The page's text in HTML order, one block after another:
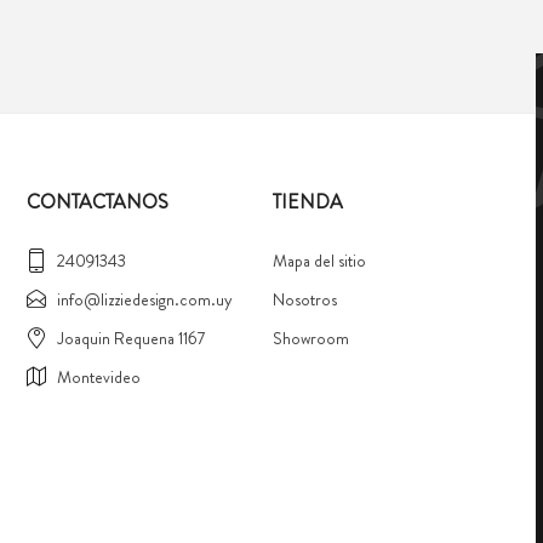
CONTACTANOS
24091343
info@lizziedesign.com.uy
Joaquin Requena 1167
Montevideo
TIENDA
Mapa del sitio
Nosotros
Showroom